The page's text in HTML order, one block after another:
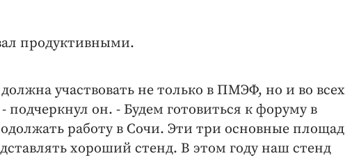
продуктивными.
участвовать не только в ПМЭФ, но и во всех
он. - Будем готовиться к форуму в
работу в Сочи. Эти три основные
хороший стенд. В этом году наш стенд